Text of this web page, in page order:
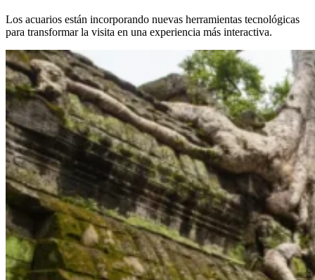
Los acuarios están incorporando nuevas herramientas tecnológicas
para transformar la visita en una experiencia más interactiva.